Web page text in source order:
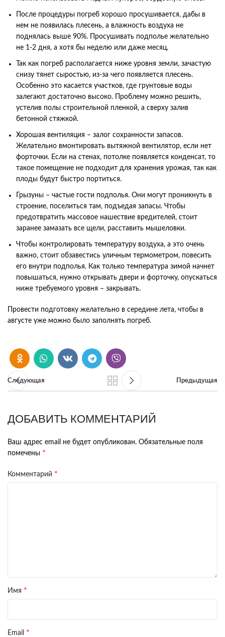
После процедуры погреб хорошо просушивается, дабы в
нем не появилась плесень, а влажность воздуха не
поднялась выше 90%. Просушивать подполье желательно
не 1-2 дня, а хотя бы неделю или даже месяц.
Так как погреб располагается ниже уровня земли, зачастую
снизу тянет сыростью, из-за чего появляется плесень.
Особенно это касается участков, где грунтовые воды
залегают достаточно высоко. Проблему можно решить,
устелив полы строительной пленкой, а сверху залив
бетонной стяжкой.
Хорошая вентиляция – залог сохранности запасов.
Желательно вмонтировать вытяжной вентилятор, если нет
форточки. Если на стенах, потолке появляется конденсат, то
такое помещение не подходит для хранения урожая, так как
плоды будут быстро портиться.
Грызуны – частые гости подполья. Они могут проникнуть в
строение, поселиться там, подъедая запасы. Чтобы
предотвратить массовое нашествие вредителей, стоит
заранее замазать все щели, расставить мышеловки.
Чтобы контролировать температуру воздуха, а это очень
важно, стоит обзавестись уличным термометром, повесить
его внутри подполья. Как только температура зимой начнет
повышаться, нужно открывать двери и форточку, опускаться
ниже требуемого уровня – закрывать.
Провести подготовку желательно в середине лета, чтобы в
августе уже можно было заполнять погреб.
Следующая Предыдущая
ДОБАВИТЬ КОММЕНТАРИЙ
Ваш адрес email не будет опубликован. Обязательные поля
помечены *
Комментарий *
Имя *
Email *